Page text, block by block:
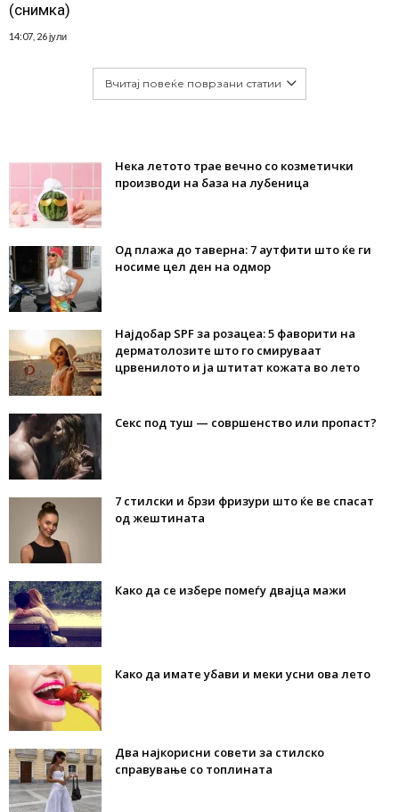
(снимка)
14:07, 26 јули
Вчитај повеќе поврзани статии
Нека летото трае вечно со козметички
производи на база на лубеница
Од плажа до таверна: 7 аутфити што ќе ги
носиме цел ден на одмор
Најдобар SPF за розацеа: 5 фаворити на
дерматолозите што го смируваат
црвенилото и ја штитат кожата во лето
Секс под туш — совршенство или пропаст?
7 стилски и брзи фризури што ќе ве спасат
од жештината
Како да се избере помеѓу двајца мажи
Како да имате убави и меки усни ова лето
Два најкорисни совети за стилско
справување со топлината